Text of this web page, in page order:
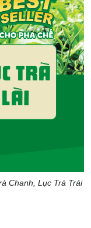
Chanh, Lục Trà Trái